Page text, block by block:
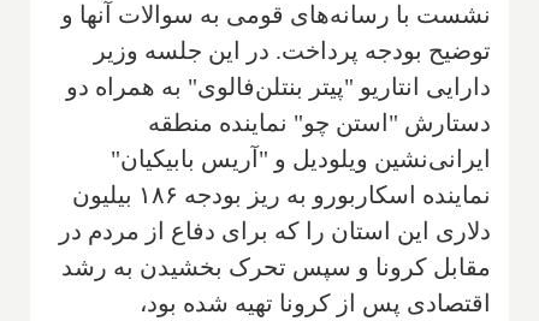
نشست با رسانه‌های قومی به سوالات آنها و
توضیح بودجه پرداخت. در این جلسه وزیر
دارایی انتاریو "پیتر بنتلن‌فالوی" به همراه دو
دستارش "استن چو" نماینده منطقه
ایرانی‌نشین ویلودیل و "آریس بابیکیان"
نماینده اسکاربورو به ریز بودجه ۱۸۶ بیلیون
دلاری این استان را که برای دفاع از مردم در
مقابل کرونا و سپس تحرک بخشیدن به رشد
اقتصادی پس از کرونا تهیه شده بود،